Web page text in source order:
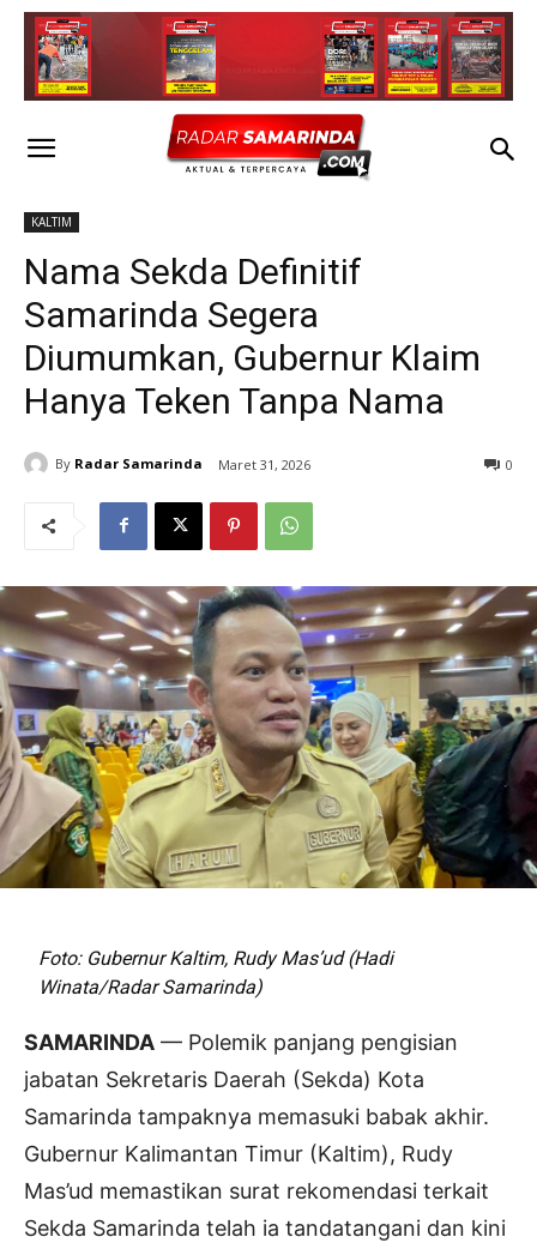
KALTIM
Nama Sekda Definitif
Samarinda Segera
Diumumkan, Gubernur Klaim
Hanya Teken Tanpa Nama
By Radar Samarinda Maret 31, 2026 0
Foto: Gubernur Kaltim, Rudy Mas’ud (Hadi
Winata/Radar Samarinda)
SAMARINDA — Polemik panjang pengisian
jabatan Sekretaris Daerah (Sekda) Kota
Samarinda tampaknya memasuki babak akhir.
Gubernur Kalimantan Timur (Kaltim), Rudy
Mas’ud memastikan surat rekomendasi terkait
Sekda Samarinda telah ia tandatangani dan kini